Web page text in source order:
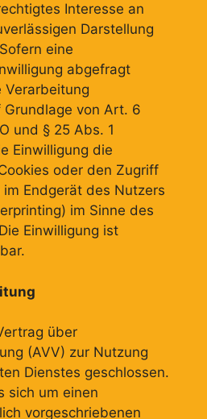
Interesse an
Darstellung
eine
abgefragt
Grundlage von Art. 6
und § 25 Abs. 1
Einwilligung die
oder den Zugriff
Endgerät des Nutzers
im Sinne des
Einwilligung ist
über
(AVV) zur Nutzung
Dienstes geschlossen.
sich um einen
vorgeschriebenen